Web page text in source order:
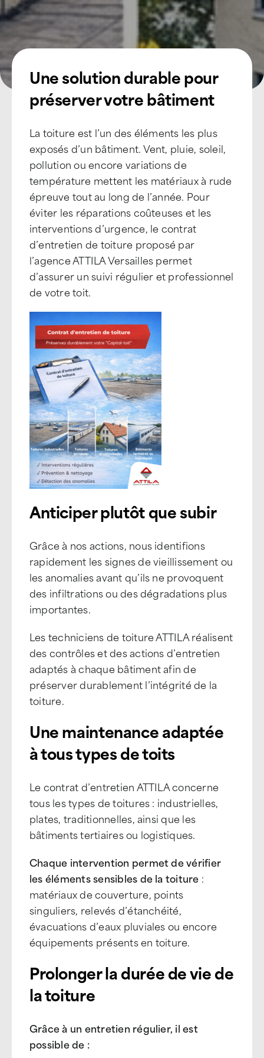
Une solution durable pour
préserver votre bâtiment
La toiture est l’un des éléments les plus
exposés d’un bâtiment. Vent, pluie, soleil,
pollution ou encore variations de
température mettent les matériaux à rude
épreuve tout au long de l’année. Pour
éviter les réparations coûteuses et les
interventions d’urgence, le contrat
d’entretien de toiture proposé par
l’agence ATTILA Versailles permet
d’assurer un suivi régulier et professionnel
de votre toit.
Anticiper plutôt que subir
Grâce à nos actions, nous identifions
rapidement les signes de vieillissement ou
les anomalies avant qu’ils ne provoquent
des infiltrations ou des dégradations plus
importantes.
Les techniciens de toiture ATTILA réalisent
des contrôles et des actions d’entretien
adaptés à chaque bâtiment afin de
préserver durablement l’intégrité de la
toiture.
Une maintenance adaptée
à tous types de toits
Le contrat d’entretien ATTILA concerne
tous les types de toitures : industrielles,
plates, traditionnelles, ainsi que les
bâtiments tertiaires ou logistiques.
Chaque intervention permet de vérifier
les éléments sensibles de la toiture :
matériaux de couverture, points
singuliers, relevés d’étanchéité,
évacuations d’eaux pluviales ou encore
équipements présents en toiture.
Prolonger la durée de vie de
la toiture
Grâce à un entretien régulier, il est
possible de :